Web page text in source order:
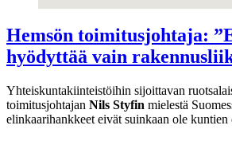
Hemsön toimitusjohtaja:
hyödyttää vain
Yhteiskuntakiinteistöihin sijoittavan
toimitusjohtajan Nils Styfin mielestä
elinkaarihankkeet eivät suinkaan ole kuntien